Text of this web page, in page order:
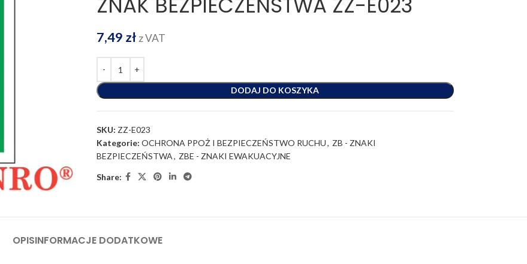
7,49 zł z VAT
DODAJ DO KOSZYKA
SKU: ZZ-E023
Kategorie: OCHRONA PPOŻ I BEZPIECZEŃSTWO RUCHU, ZB - ZNAKI
BEZPIECZEŃSTWA, ZBE - ZNAKI EWAKUACYJNE
Share:
OPISINFORMACJE DODATKOWE